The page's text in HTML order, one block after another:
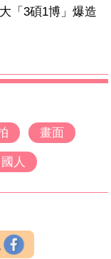
「3碩1博」爆造
畫面
人